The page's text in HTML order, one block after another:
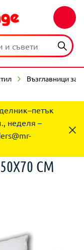
Възглавници за
неделя –
CM